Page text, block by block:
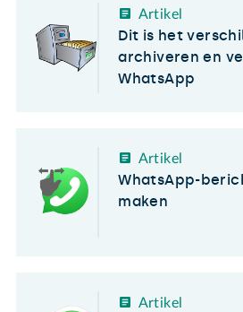
Artikel
Dit is het
archiveren en
WhatsApp
Artikel
WhatsApp-
maken
Artikel